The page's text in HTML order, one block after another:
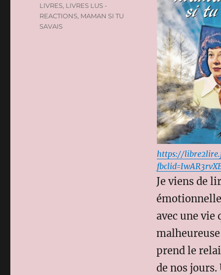
https://
Je viens de
avec une vie
prend le
de nos
LIVRES, LIVRES LUS -
REACTIONS, MAMAN SI TU
SAVAIS